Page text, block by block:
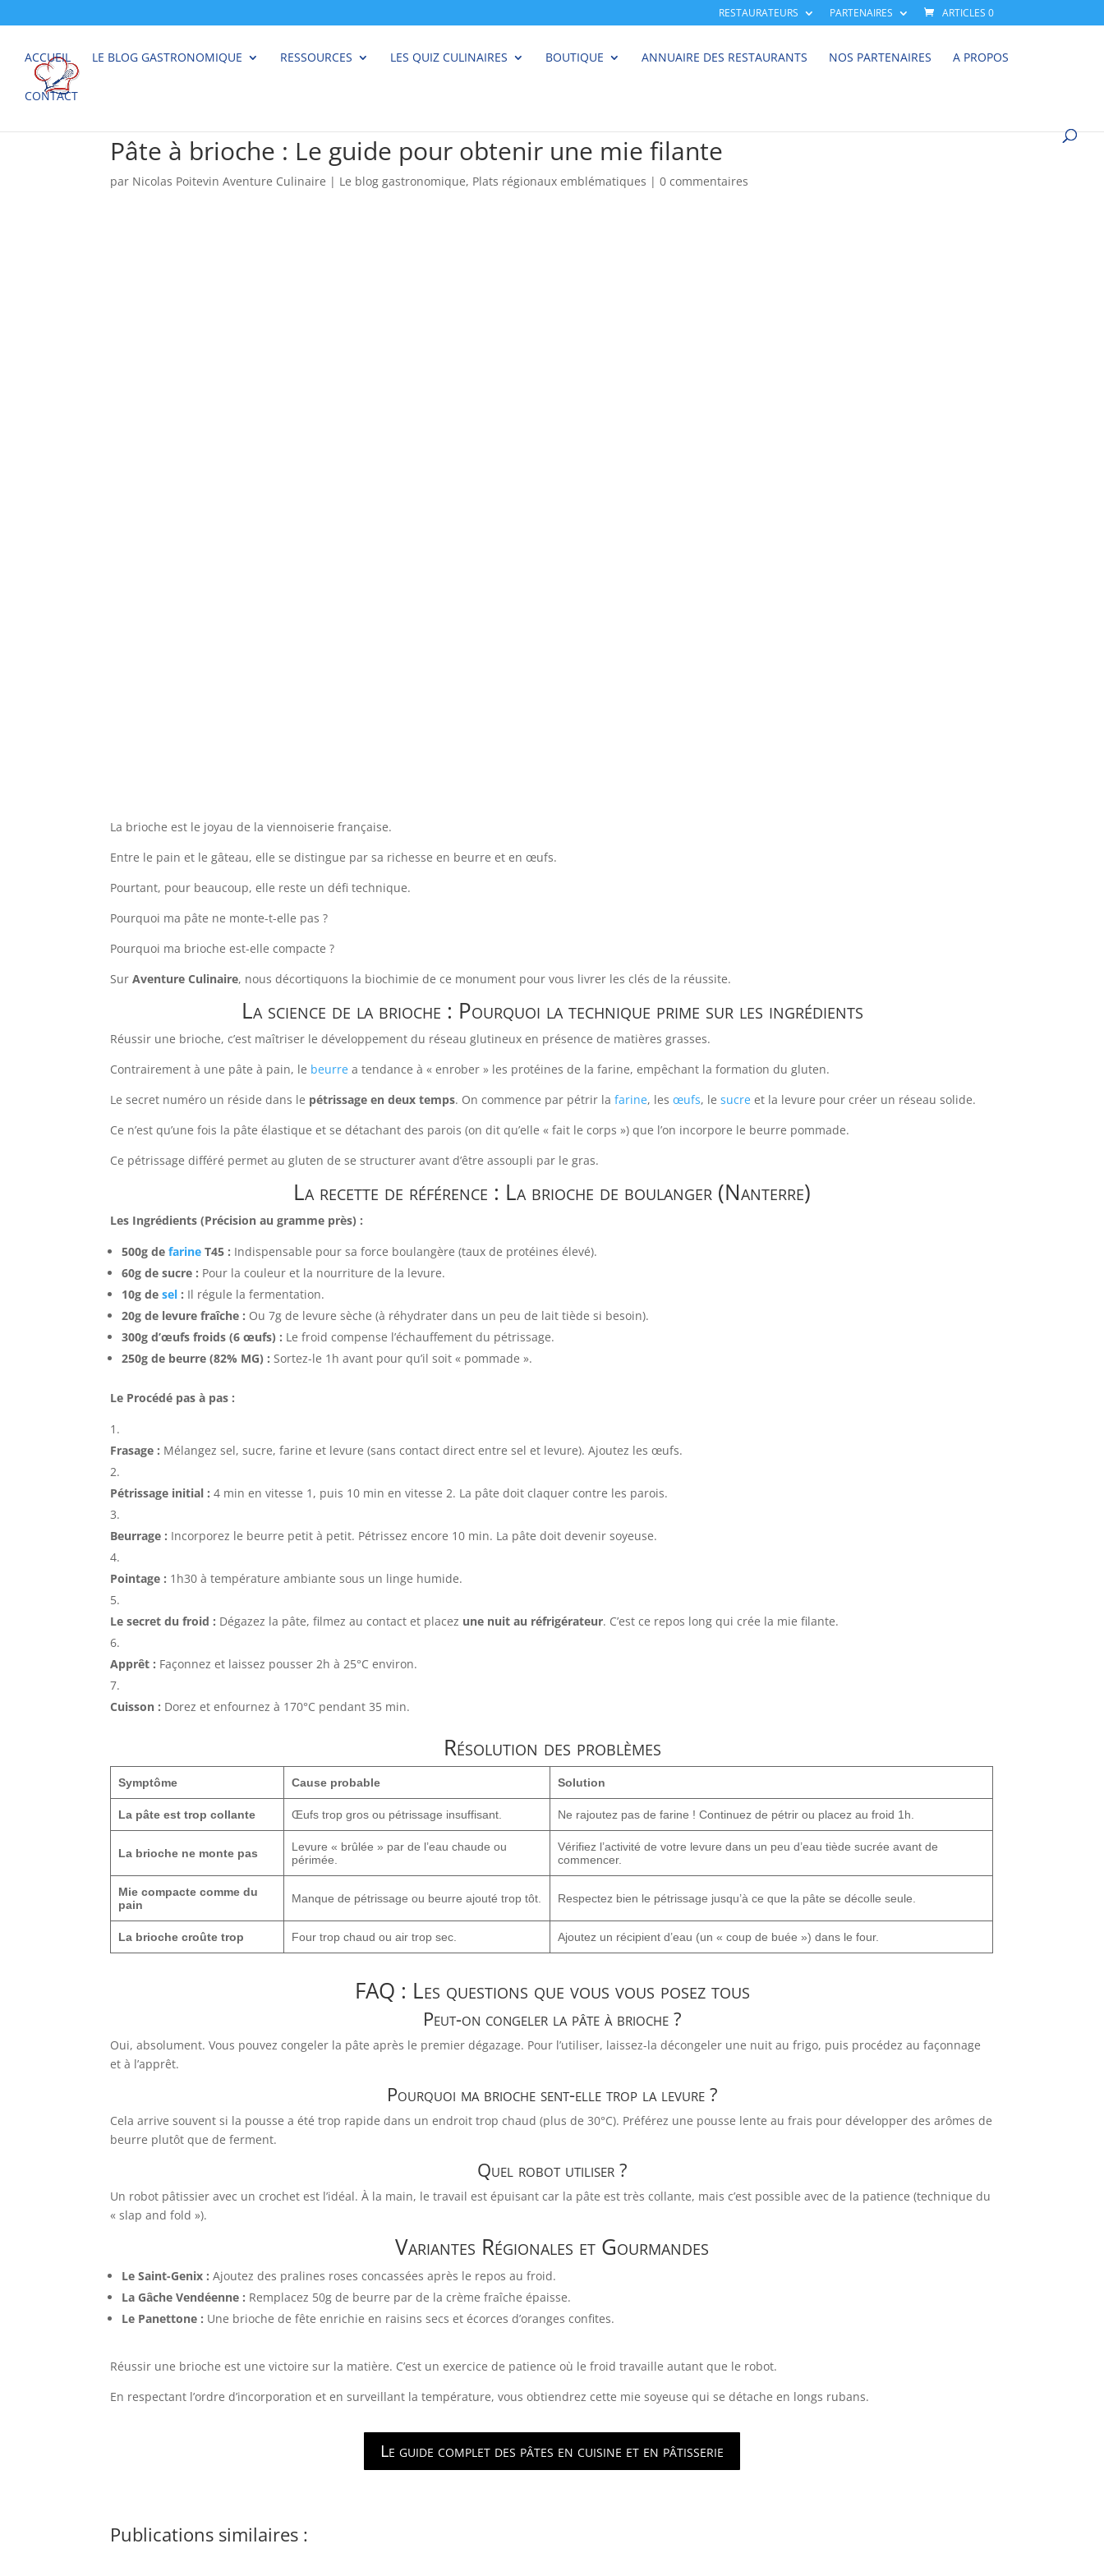
RESTAURATEURS PARTENAIRES ARTICLES 0
ACCUEIL LE BLOG GASTRONOMIQUE RESSOURCES LES QUIZ CULINAIRES BOUTIQUE ANNUAIRE DES RESTAURANTS NOS PARTENAIRES A PROPOS
CONTACT
Pâte à brioche : Le guide pour obtenir une mie filante
par Nicolas Poitevin Aventure Culinaire | Le blog gastronomique, Plats régionaux emblématiques |0 commentaires
La brioche est le joyau de la viennoiserie française.
Entre le pain et le gâteau, elle se distingue par sa richesse en beurre et en œufs.
Pourtant, pour beaucoup, elle reste un défi technique.
Pourquoi ma pâte ne monte-t-elle pas ?
Pourquoi ma brioche est-elle compacte ?
SurAventure Culinaire, nous décortiquons la biochimie de ce monument pour vous livrer les clés de la réussite.
La science de la brioche : Pourquoi la technique prime sur les ingrédients
Réussir une brioche, c’est maîtriser le développement du réseau glutineux en présence de matières grasses.
Contrairement à une pâte à pain, le beurre a tendance à « enrober » les protéines de la farine, empêchant la formation du gluten.
Le secret numéro un réside dans le pétrissage en deux temps. On commence par pétrir lafarine, lesœufs, lesucre et la levure pour créer un réseau solide.
Ce n’est qu’une fois la pâte élastique et se détachant des parois (on dit qu’elle « fait le corps ») que l’on incorpore le beurre pommade.
Ce pétrissage différé permet au gluten de se structurer avant d’être assoupli par le gras.
La recette de référence : La brioche de boulanger (Nanterre)
Les Ingrédients (Précision au gramme près) :
500g defarine T45 : Indispensable pour sa force boulangère (taux de protéines élevé).
60g de sucre : Pour la couleur et la nourriture de la levure.
10g desel : Il régule la fermentation.
20g de levure fraîche : Ou 7g de levure sèche (à réhydrater dans un peu de lait tiède si besoin).
300g d’œufs froids (6 œufs) : Le froid compense l’échauffement du pétrissage.
250g de beurre (82% MG) : Sortez-le 1h avant pour qu’il soit « pommade ».
Le Procédé pas à pas :
Frasage : Mélangez sel, sucre, farine et levure (sans contact direct entre sel et levure). Ajoutez les œufs.
Pétrissage initial : 4 min en vitesse 1, puis 10 min en vitesse 2. La pâte doit claquer contre les parois.
Beurrage : Incorporez le beurre petit à petit. Pétrissez encore 10 min. La pâte doit devenir soyeuse.
Pointage : 1h30 à température ambiante sous un linge humide.
Le secret du froid : Dégazez la pâte, filmez au contact et placez une nuit au réfrigérateur. C’est ce repos long qui crée la mie filante.
Apprêt : Façonnez et laissez pousser 2h à 25°C environ.
Cuisson : Dorez et enfournez à 170°C pendant 35 min.
Résolution des problèmes
Symptôme Cause probable Solution
La pâte est trop collante Œufs trop gros ou pétrissage insuffisant. Ne rajoutez pas de farine ! Continuez de pétrir ou placez au froid 1h.
La brioche ne monte pas
Levure « brûlée » par de l’eau chaude ou
périmée.
Vérifiez l’activité de votre levure dans un peu d’eau tiède sucrée avant de
commencer.
Mie compacte comme du
pain
Manque de pétrissage ou beurre ajouté trop tôt. Respectez bien le pétrissage jusqu’à ce que la pâte se décolle seule.
La brioche croûte trop Four trop chaud ou air trop sec. Ajoutez un récipient d’eau (un « coup de buée ») dans le four.
FAQ : Les questions que vous vous posez tous
Peut-on congeler la pâte à brioche ?
Oui, absolument. Vous pouvez congeler la pâte après le premier dégazage. Pour l’utiliser, laissez-la décongeler une nuit au frigo, puis procédez au façonnage
et à l’apprêt.
Pourquoi ma brioche sent-elle trop la levure ?
Cela arrive souvent si la pousse a été trop rapide dans un endroit trop chaud (plus de 30°C). Préférez une pousse lente au frais pour développer des arômes de
beurre plutôt que de ferment.
Quel robot utiliser ?
Un robot pâtissier avec un crochet est l’idéal. À la main, le travail est épuisant car la pâte est très collante, mais c’est possible avec de la patience (technique du
« slap and fold »).
Variantes Régionales et Gourmandes
Le Saint-Genix : Ajoutez des pralines roses concassées après le repos au froid.
La Gâche Vendéenne : Remplacez 50g de beurre par de la crème fraîche épaisse.
Le Panettone : Une brioche de fête enrichie en raisins secs et écorces d’oranges confites.
Réussir une brioche est une victoire sur la matière. C’est un exercice de patience où le froid travaille autant que le robot.
En respectant l’ordre d’incorporation et en surveillant la température, vous obtiendrez cette mie soyeuse qui se détache en longs rubans.
Le guide complet des pâtes en cuisine et en pâtisserie
Publications similaires :